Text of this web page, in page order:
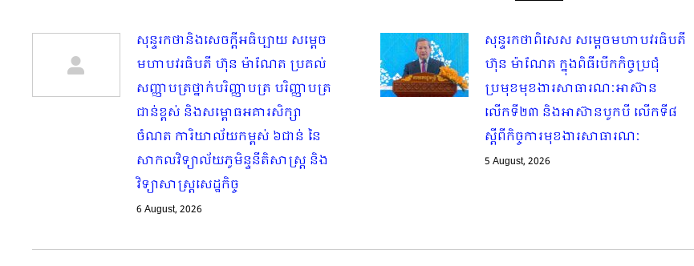
សុន្ទរកថានិងសេចក្ដីអធិប្បាយ សម្ដេច
មហាបវរធិបតី ហ៊ុន ម៉ាណែត ប្រគល់
សញ្ញាបត្រថ្នាក់បរិញ្ញាបត្រ បរិញ្ញាបត្រ
ជាន់ខ្ពស់ និងសម្ពោធអគារសិក្សា
ចំណត ការិយាល័យកម្ពស់ ៦ជាន់ នៃ
សាកលវិទ្យាល័យភូមិន្ទនីតិសាស្ត្រ និង
វិទ្យាសាស្ត្រសេដ្ឋកិច្ច
6 August, 2026
សុន្ទរកថាពិសេស សម្ដេចមហាបវរធិបតី
ហ៊ុន ម៉ាណែត ក្នុងពិធីបើកកិច្ចប្រជុំ
ប្រមុខមុខងារសាធារណៈអាស៊ាន
លើកទី២៣ និងអាស៊ានបូកបី លើកទី៨
ស្ដីពីកិច្ចការមុខងារសាធារណៈ
5 August, 2026